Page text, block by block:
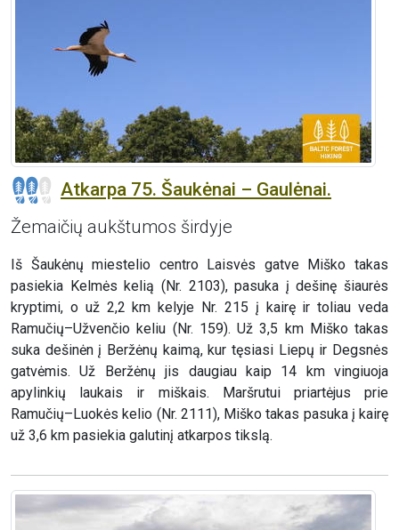
Atkarpa 75. Šaukėnai – Gaulėnai.
Žemaičių aukštumos širdyje
Iš Šaukėnų miestelio centro Laisvės gatve Miško takas
pasiekia Kelmės kelią (Nr. 2103), pasuka į dešinę šiaurės
kryptimi, o už 2,2 km kelyje Nr. 215 į kairę ir toliau veda
Ramučių–Užvenčio keliu (Nr. 159). Už 3,5 km Miško takas
suka dešinėn į Beržėnų kaimą, kur tęsiasi Liepų ir Degsnės
gatvėmis. Už Beržėnų jis daugiau kaip 14 km vingiuoja
apylinkių laukais ir miškais. Maršrutui priartėjus prie
Ramučių–Luokės kelio (Nr. 2111), Miško takas pasuka į kairę
už 3,6 km pasiekia galutinį atkarpos tikslą.